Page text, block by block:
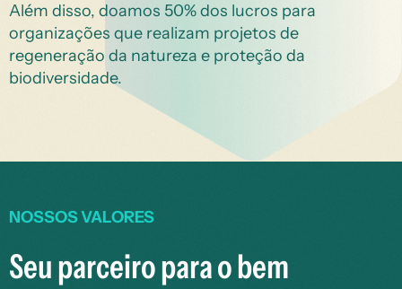
Além disso, doamos 50% dos lucros para
organizações que realizam projetos de
regeneração da natureza e proteção da
biodiversidade.
NOSSOS VALORES
Seu parceiro para o bem